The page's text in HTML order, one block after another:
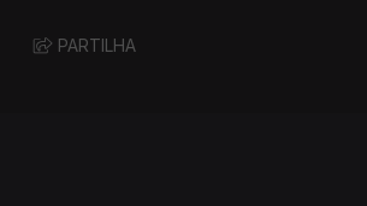
PARTILHA